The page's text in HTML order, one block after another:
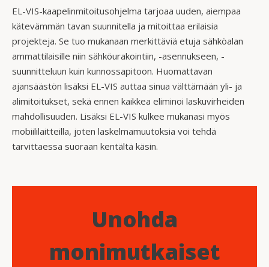
EL-VIS-kaapelinmitoitusohjelma tarjoaa uuden, aiempaa
kätevämmän tavan suunnitella ja mitoittaa erilaisia
projekteja. Se tuo mukanaan merkittäviä etuja sähköalan
ammattilaisille niin sähköurakointiin, -asennukseen, -
suunnitteluun kuin kunnossapitoon. Huomattavan
ajansäästön lisäksi EL-VIS auttaa sinua välttämään yli- ja
alimitoitukset, sekä ennen kaikkea eliminoi laskuvirheiden
mahdollisuuden. Lisäksi EL-VIS kulkee mukanasi myös
mobiililaitteilla, joten laskelmamuutoksia voi tehdä
tarvittaessa suoraan kentältä käsin.
Unohda
monimutkaiset